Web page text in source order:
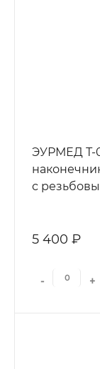
ЭУРМЕД Т-
с
5 400 ₽
- +